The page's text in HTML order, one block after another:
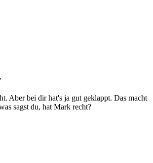
Aber bei dir hat's ja gut geklappt. Das macht
sagst du, hat Mark recht?